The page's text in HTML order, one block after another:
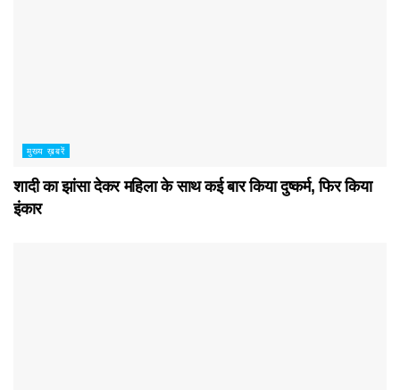
मुख्य ख़बरें
शादी का झांसा देकर महिला के साथ कई बार किया दुष्कर्म, फिर किया
इंकार